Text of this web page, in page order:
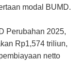
modal BUMD.
Perubahan 2025,
Rp1,574 triliun,
netto